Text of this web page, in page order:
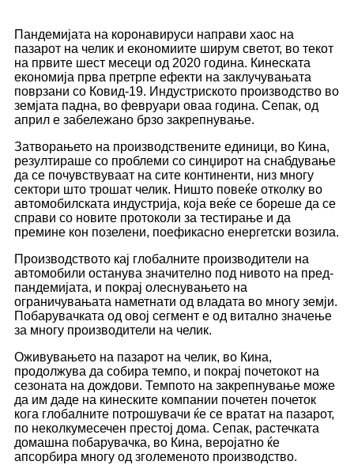
Пандемијата на коронавируси направи хаос на
пазарот на челик и економиите ширум светот, во текот
на првите шест месеци од 2020 година. Кинеската
економија прва претрпе ефекти на заклучувањата
поврзани со Ковид-19. Индустриското производство во
земјата падна, во февруари оваа година. Сепак, од
април е забележано брзо закрепнување.
Затворањето на производствените единици, во Кина,
резултираше со проблеми со синџирот на снабдување
да се почувствуваат на сите континенти, низ многу
сектори што трошат челик. Ништо повеќе отколку во
автомобилската индустрија, која веќе се бореше да се
справи со новите протоколи за тестирање и да
премине кон позелени, поефикасно енергетски возила.
Производството кај глобалните производители на
автомобили останува значително под нивото на пред-
пандемијата, и покрај олеснувањето на
ограничувањата наметнати од владата во многу земји.
Побарувачката од овој сегмент е од витално значење
за многу производители на челик.
Оживувањето на пазарот на челик, во Кина,
продолжува да собира темпо, и покрај почетокот на
сезоната на дождови. Темпото на закрепнување може
да им даде на кинеските компании почетен почеток
кога глобалните потрошувачи ќе се вратат на пазарот,
по неколкумесечен престој дома. Сепак, растечката
домашна побарувачка, во Кина, веројатно ќе
апсорбира многу од зголеменото производство.